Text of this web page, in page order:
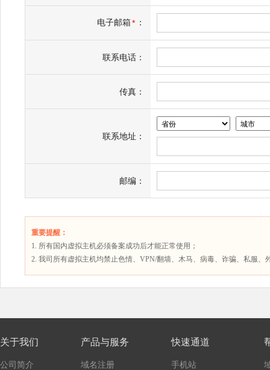
电子邮箱* ：
联系电话：
传真：
联系地址：
邮编：
重要提醒：
1. 所有国内虚拟主机必须备案成功后才能正常使用；
2. 我司所有虚拟主机均禁止色情、VPN/翻墙、木马、病毒、诈骗、私服
关于我们
公司简介
产品与服务
域名注册
快速通道
手机站